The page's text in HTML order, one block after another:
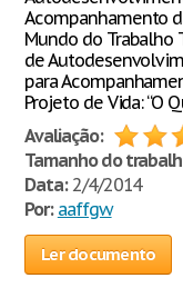
Acompanhamento
Mundo do Trabalho
de
para
Projeto de Vida: “O
Avaliação:
Tamanho do
Data:2/4/2014
Por: aaffgw
Ler documento